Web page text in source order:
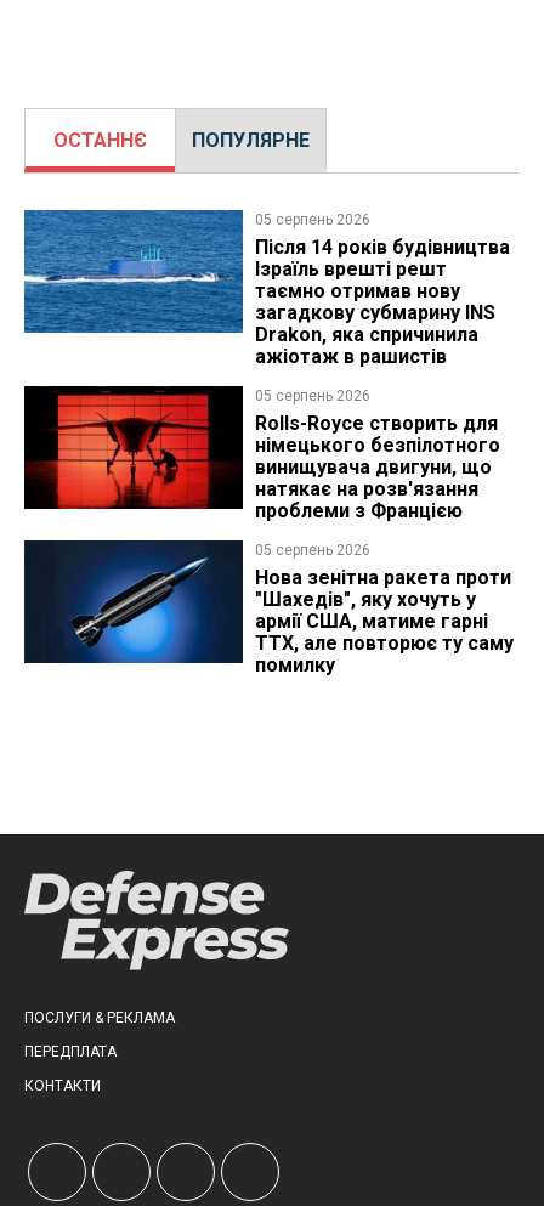
ОСТАННЄ ПОПУЛЯРНЕ
05 серпень 2026
Після 14 років будівництва
Ізраїль врешті решт
таємно отримав нову
загадкову субмарину INS
Drakon, яка спричинила
ажіотаж в рашистів
05 серпень 2026
Rolls-Royce створить для
німецького безпілотного
винищувача двигуни, що
натякає на розв'язання
проблеми з Францією
05 серпень 2026
Нова зенітна ракета проти
"Шахедів", яку хочуть у
армії США, матиме гарні
ТТХ, але повторює ту саму
помилку
ПОСЛУГИ & РЕКЛАМА
ПЕРЕДПЛАТА
КОНТАКТИ